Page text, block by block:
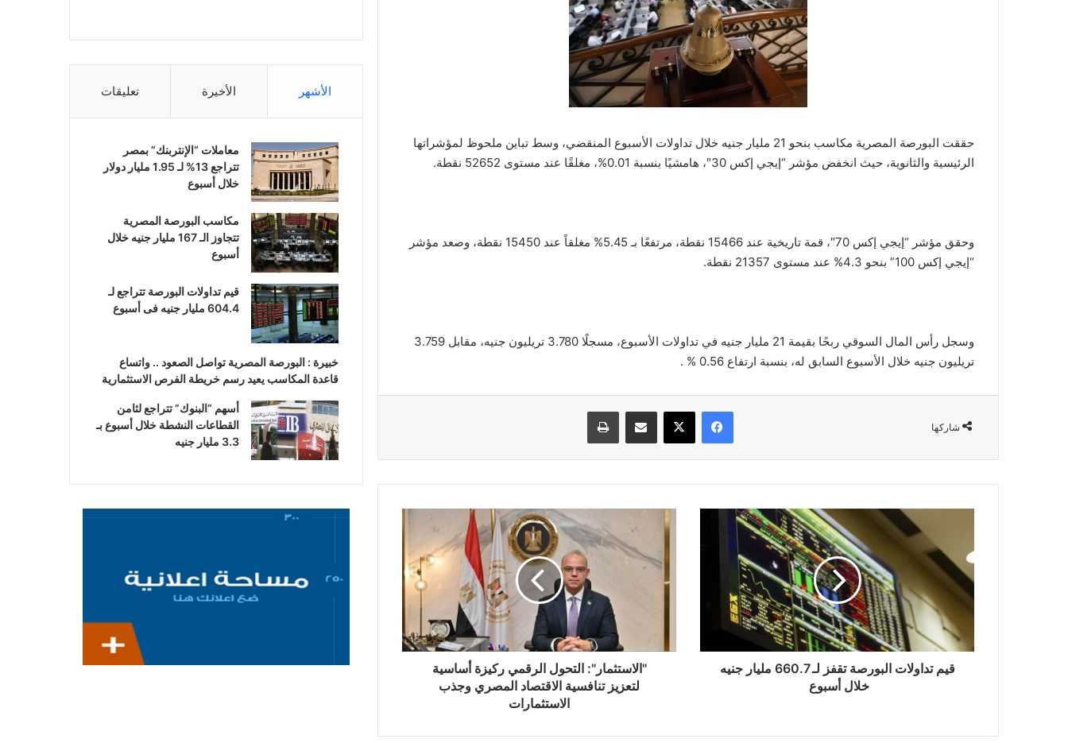
حققت البورصة المصرية مكاسب بنحو 21 مليار جنيه خلال تداولات الأسبوع المنقضي، وسط تباين ملحوظ لمؤشراتها
الرئيسية والثانوية، حيث انخفض مؤشر “إيجي إكس 30″، هامشيًا بنسبة 0.01%، مغلقًا عند مستوى 52652 نقطة.
وحقق مؤشر “إيجي إكس 70″، قمة تاريخية عند 15466 نقطة، مرتفعًا بـ 5.45% مغلقاً عند 15450 نقطة، وصعد مؤشر
“إيجي إكس 100” بنحو 4.3% عند مستوى 21357 نقطة.
وسجل رأس المال السوقي ربحًا بقيمة 21 مليار جنيه في تداولات الأسبوع، مسجلًا 3.780 تريليون جنيه، مقابل 3.759
تريليون جنيه خلال الأسبوع السابق له، بنسبة ارتفاع 0.56 % .
شاركها
فيسبوك ‫X مشاركة عبر البريد طباعة
البورصة
تقفز
لـ
660.7
مليار
جنيه
خلال
أسبوع
قيم تداولات البورصة تقفز لـ 660.7 مليار جنيه
خلال أسبوع
التحول
الرقمي
ركيزة
أساسية
المصري
الاستثمارات
"الاستثمار": التحول الرقمي ركيزة أساسية
لتعزيز تنافسية الاقتصاد المصري وجذب
الاستثمارات
الأشهر الأخيرة تعليقات
معاملات “الإنتربنك” بمصر
تتراجع 13% لـ 1.95 مليار دولار
خلال أسبوع
مكاسب البورصة المصرية
تتجاوز الـ 167 مليار جنيه خلال
أسبوع
قيم تداولات البورصة تتراجع لـ
604.4 مليار جنيه فى أسبوع
خبيرة : البورصة المصرية تواصل الصعود .. واتساع
قاعدة المكاسب يعيد رسم خريطة الفرص الاستثمارية
أسهم “البنوك” تتراجع لثامن
القطاعات النشطة خلال أسبوع بـ
3.3 مليار جنيه